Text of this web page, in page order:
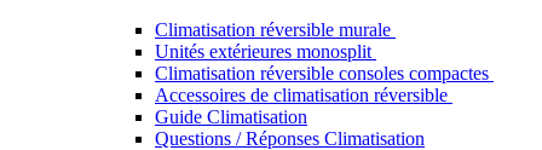
Climatisation réversible murale
Unités extérieures monosplit
Climatisation réversible consoles compactes
Accessoires de climatisation réversible
Guide Climatisation
Questions / Réponses Climatisation